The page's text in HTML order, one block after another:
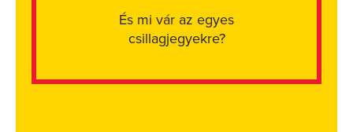
És mi vár az egyes
csillagjegyekre?